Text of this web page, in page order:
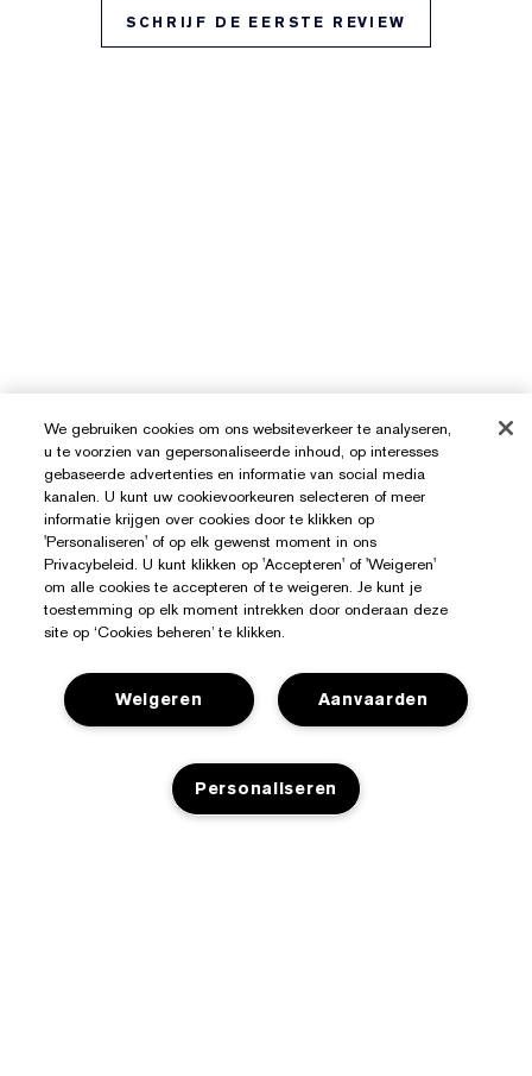
SCHRIJF DE EERSTE REVIEW
Hulp Nodig?
Mijn bestelling volgen
Over Estée Lauder
We gebruiken cookies om ons websiteverkeer te analyseren,
u te voorzien van gepersonaliseerde inhoud, op interesses
gebaseerde advertenties en informatie van social media
kanalen. U kunt uw cookievoorkeuren selecteren of meer
informatie krijgen over cookies door te klikken op
'Personaliseren' of op elk gewenst moment in ons
Privacybeleid. U kunt klikken op 'Accepteren' of 'Weigeren'
om alle cookies te accepteren of te weigeren. Je kunt je
toestemming op elk moment intrekken door onderaan deze
site op ‘Cookies beheren’ te klikken.
Aanvaarden
Weigeren
Personaliseren